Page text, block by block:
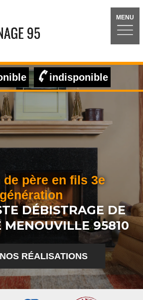
MENU
indisponible
père en fils 3e
génération
DÉBISTRAGE DE
MENOUVILLE 95810
RÉALISATIONS